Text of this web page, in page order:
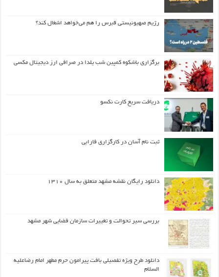
رژیم صهیونیستی قبرس را هم می‌خواهد اشغال کند؟
برگزاری باشکوه کمپین شب یلدا در صرافی ارز دیجیتال مکسی
دریافت سریع کارت نکسو
ثبت نام آسان در کارگزاری فارابی
دانلود رایگان نقشه مشهد متعلق به سال ۱۳۱۰
بررسی سیر تحوالت و تغییرات سازمان فضایی شهر مشهد
دانلود طرح ويژه تفصيلي بافت پيرامون حرم مطهر امام رضاعليه
السلام